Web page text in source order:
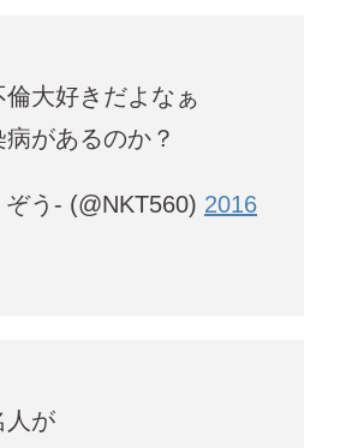
大好きだよなぁ
があるのか？
う- (@NKT560) 2016
人が